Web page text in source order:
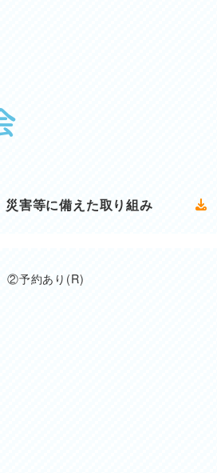
災害等に備えた取り組み
②予約あり(R)